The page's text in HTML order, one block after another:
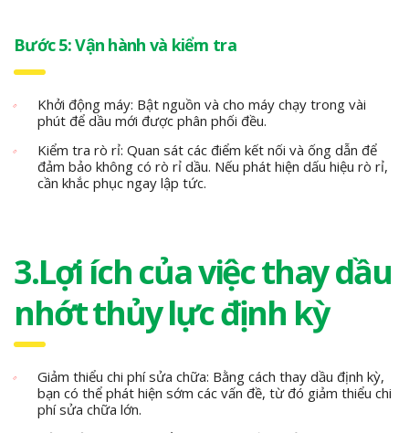
Bước 5: Vận hành và kiểm tra
Khởi động máy: Bật nguồn và cho máy chạy trong vài
phút để dầu mới được phân phối đều.
Kiểm tra rò rỉ: Quan sát các điểm kết nối và ống dẫn để
đảm bảo không có rò rỉ dầu. Nếu phát hiện dấu hiệu rò rỉ,
cần khắc phục ngay lập tức.
3.Lợi ích của việc thay dầu
nhớt thủy lực định kỳ
Giảm thiểu chi phí sửa chữa: Bằng cách thay dầu định kỳ,
bạn có thể phát hiện sớm các vấn đề, từ đó giảm thiểu chi
phí sửa chữa lớn.